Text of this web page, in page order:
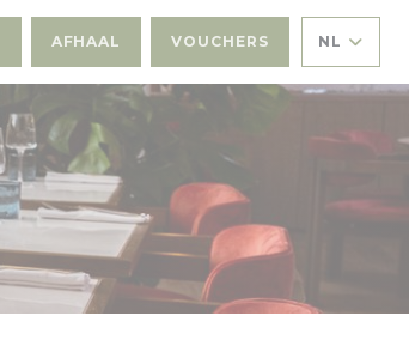
AFHAAL VOUCHERS NL